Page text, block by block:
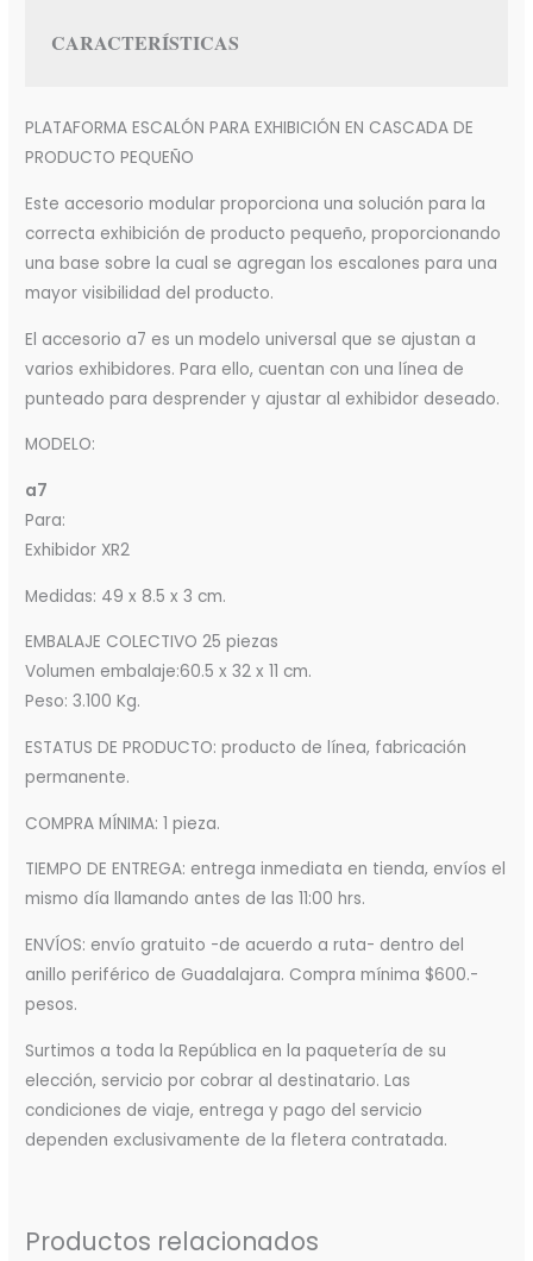
CARACTERÍSTICAS
PLATAFORMA ESCALÓN PARA EXHIBICIÓN EN CASCADA DE
PRODUCTO PEQUEÑO
Este accesorio modular proporciona una solución para la
correcta exhibición de producto pequeño, proporcionando
una base sobre la cual se agregan los escalones para una
mayor visibilidad del producto.
El accesorio a7 es un modelo universal que se ajustan a
varios exhibidores. Para ello, cuentan con una línea de
punteado para desprender y ajustar al exhibidor deseado.
MODELO:
a7
Para:
Exhibidor XR2
Medidas: 49 x 8.5 x 3 cm.
EMBALAJE COLECTIVO 25 piezas
Volumen embalaje:60.5 x 32 x 11 cm.
Peso: 3.100 Kg.
ESTATUS DE PRODUCTO: producto de línea, fabricación
permanente.
COMPRA MÍNIMA: 1 pieza.
TIEMPO DE ENTREGA: entrega inmediata en tienda, envíos el
mismo día llamando antes de las 11:00 hrs.
ENVÍOS: envío gratuito -de acuerdo a ruta- dentro del
anillo periférico de Guadalajara. Compra mínima $600.-
pesos.
Surtimos a toda la República en la paquetería de su
elección, servicio por cobrar al destinatario. Las
condiciones de viaje, entrega y pago del servicio
dependen exclusivamente de la fletera contratada.
Productos relacionados